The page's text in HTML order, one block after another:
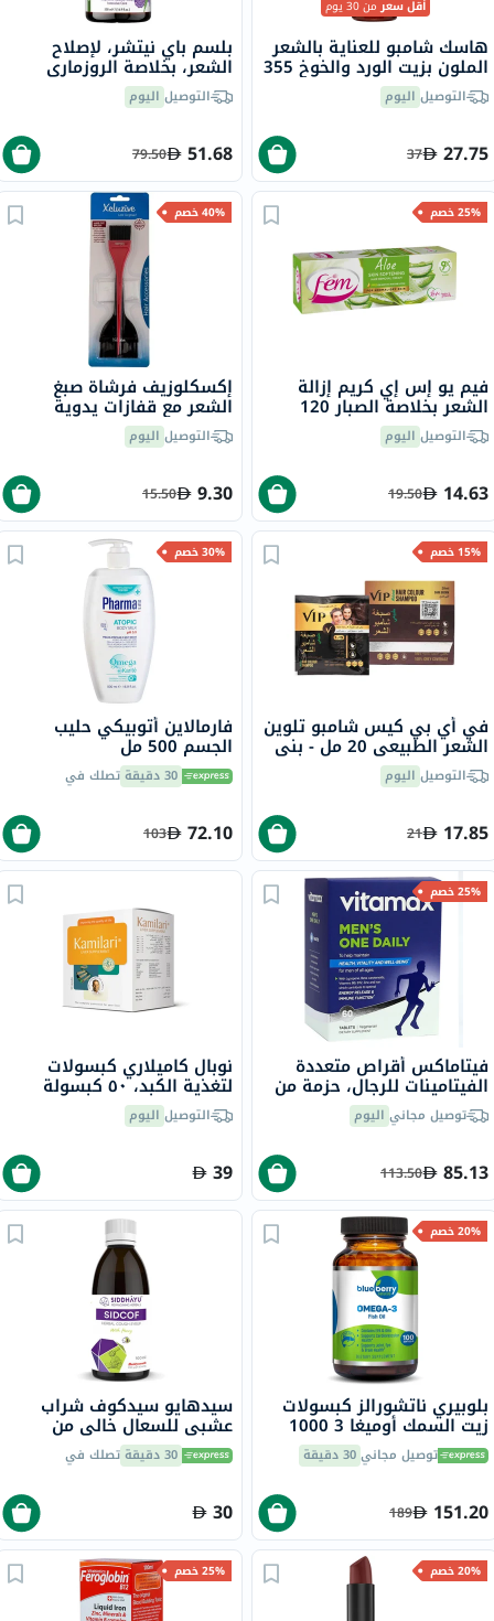
أقل سعرمن 30 يوم
هاسك شامبو للعناية بالشعر
الملون بزيت الورد والخوخ 355
ملالتوصيل اليوم
27.75
37
بلسم باي نيتشر، لإصلاح
الشعر، بخلاصة الروزماري
والنعناع، 500 مل
التوصيل اليوم
51.68
79.50
25% خصم
فيم يو إس إي كريم إزالة
الشعر بخلاصة الصبار 120
جرامالتوصيل اليوم
14.63
19.50
40% خصم
إكسكلوزيف فرشاة صبغ
الشعر مع قفازات يدوية
للاستخدام مرة واحدة، حزمة
من 2التوصيل اليوم
9.30
15.50
15% خصم
في أي بي كيس شامبو تلوين
الشعر الطبيعي 20 مل - بني
داكنالتوصيل اليوم
17.85
21
30% خصم
فارمالاين أتوبيكي حليب
الجسم 500 مل
30 دقيقة تصلك في
72.10
103
25% خصم
فيتاماكس أقراص متعددة
الفيتامينات للرجال، حزمة من
60توصيل مجاني اليوم
85.13
113.50
نوبال كاميلاري كبسولات
لتغذية الكبد، ٥٠ كبسولة
التوصيل اليوم
39
20% خصم
بلوبيري ناتشورالز كبسولات
زيت السمك أوميغا 3 1000
ملجم، حزمة من 100
توصيل مجاني30 دقيقة
151.20
189
سيدهايو سيدكوف شراب
عشبي للسعال خالي من
الكحول مع العسل، 100 مل
30 دقيقة تصلك في
30
20% خصم 25% خصم